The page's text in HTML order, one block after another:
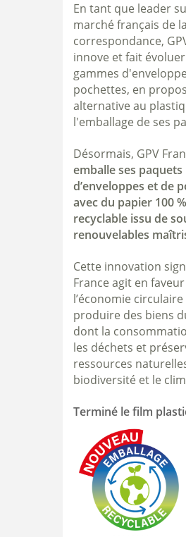
En tant que leader
marché français de la
correspondance,
innove et fait
gammes
pochettes, en
alternative au
l'emballage de ses
Désormais, GPV
emballe ses paquets
d’enveloppes et de
avec du papier 100 %
recyclable issu de
renouvelables
Cette innovation
France agit en
l’économie
produire des biens
dont la
les déchets et
ressources
biodiversité et le
Terminé le film